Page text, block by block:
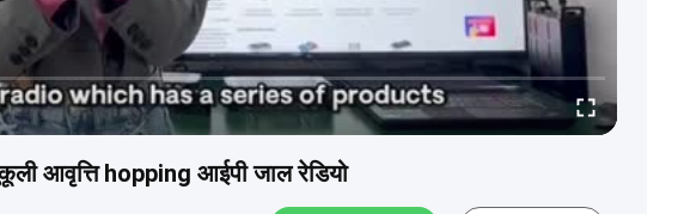
आवृत्ति hopping आईपी जाल रेडियो